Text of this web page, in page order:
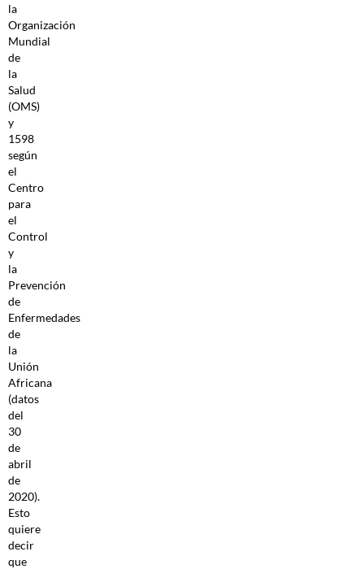
la
Organización
Mundial
de
la
Salud
(OMS)
y
1598
según
el
Centro
para
el
Control
y
la
Prevención
de
Enfermedades
de
la
Unión
Africana
(datos
del
30
de
abril
de
2020).
Esto
quiere
decir
que